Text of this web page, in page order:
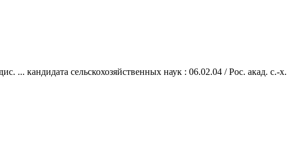
... кандидата сельскохозяйственных наук : 06.02.04 / Рос. акад. с.-х.